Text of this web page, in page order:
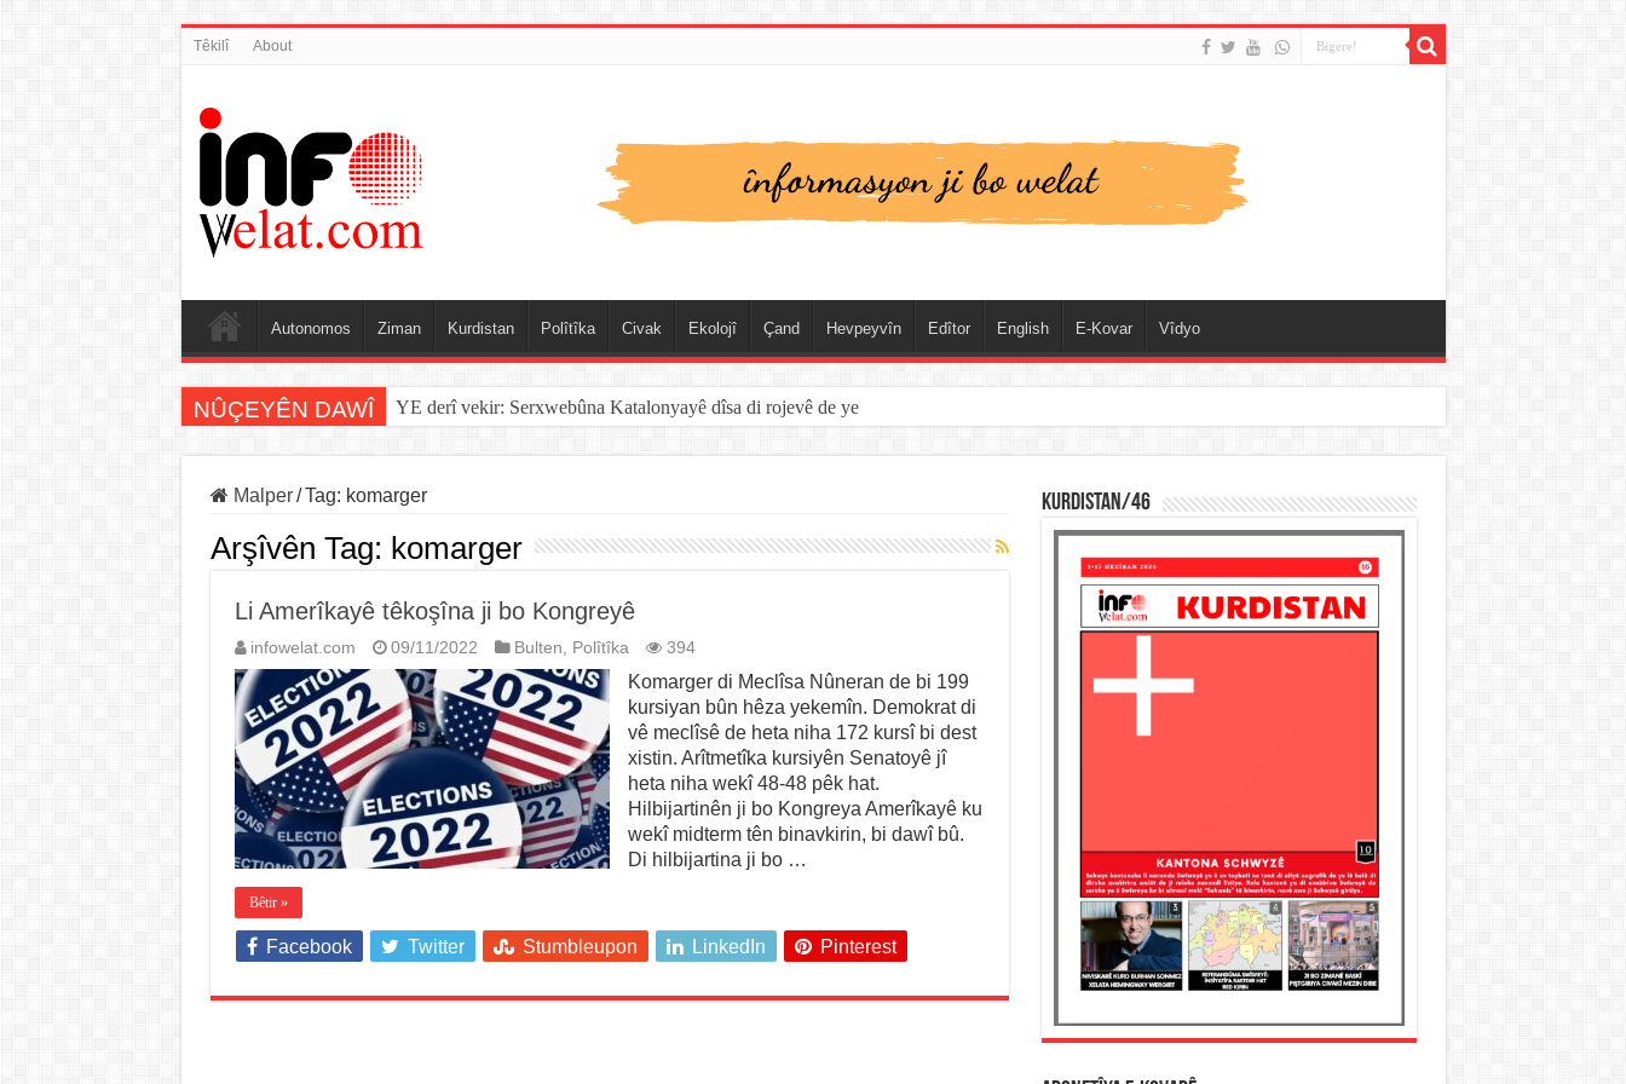
Têkilî About
Autonomos Ziman Kurdistan Polîtîka Civak Ekolojî Çand Hevpeyvîn Edîtor English E-Kovar Vîdyo
NÛÇEYÊN DAWÎ YE derî vekir: Serxwebûna Katalonyayê dîsa di rojevê de ye
Malper / Tag: komarger
Arşîvên Tag: komarger
Li Amerîkayê têkoşîna ji bo Kongreyê
infowelat.com 09/11/2022 Bulten, Polîtîka 394
Komarger di Meclîsa Nûneran de bi 199
kursiyan bûn hêza yekemîn. Demokrat di
vê meclîsê de heta niha 172 kursî bi dest
xistin. Arîtmetîka kursiyên Senatoyê jî
heta niha wekî 48-48 pêk hat.
Hilbijartinên ji bo Kongreya Amerîkayê ku
wekî midterm tên binavkirin, bi dawî bû.
Di hilbijartina ji bo …
Bêtir »
Facebook Twitter Stumbleupon LinkedIn Pinterest
KURDISTAN/46